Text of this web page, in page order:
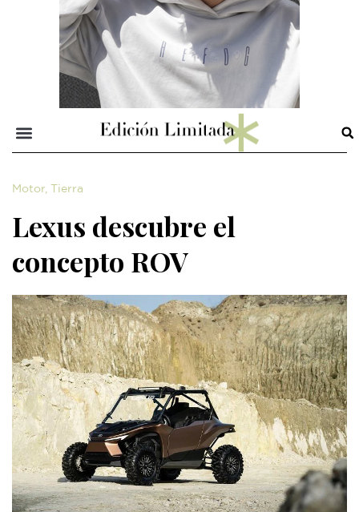
Motor, Tierra
Lexus descubre el
concepto ROV